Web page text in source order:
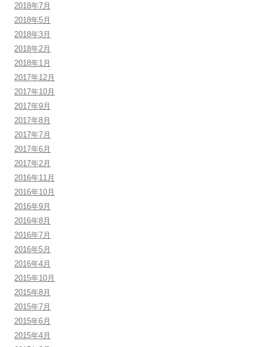
2018年7月
2018年5月
2018年3月
2018年2月
2018年1月
2017年12月
2017年10月
2017年9月
2017年8月
2017年7月
2017年6月
2017年2月
2016年11月
2016年10月
2016年9月
2016年8月
2016年7月
2016年5月
2016年4月
2015年10月
2015年8月
2015年7月
2015年6月
2015年4月